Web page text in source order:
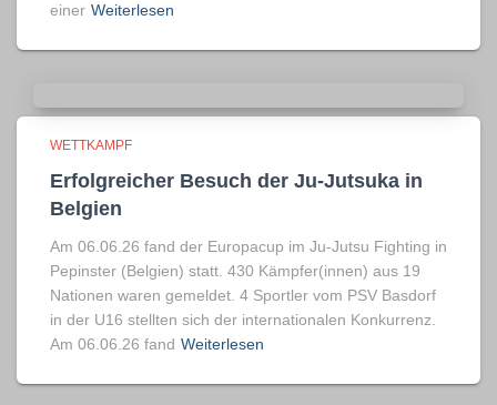
einer Weiterlesen
WETTKAMPF
Erfolgreicher Besuch der Ju-Jutsuka in
Belgien
Am 06.06.26 fand der Europacup im Ju-Jutsu Fighting in
Pepinster (Belgien) statt. 430 Kämpfer(innen) aus 19
Nationen waren gemeldet. 4 Sportler vom PSV Basdorf
in der U16 stellten sich der internationalen Konkurrenz.
Am 06.06.26 fand Weiterlesen